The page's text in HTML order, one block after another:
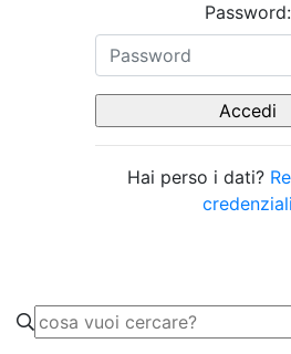
Password:
Hai perso i dati?
credenziali